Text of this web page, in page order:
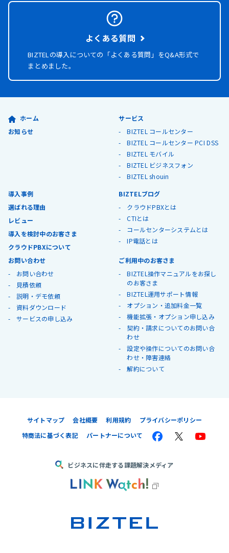
よくある質問
BIZTELの導入についての「よくある質問」をQ&A形式で
まとめました。
ホーム
お知らせ
サービス
BIZTEL コールセンター
BIZTEL コールセンター PCI DSS
BIZTEL モバイル
BIZTEL ビジネスフォン
BIZTEL shouin
導入事例
選ばれる理由
レビュー
導入を検討中のお客さま
クラウドPBXについて
BIZTELブログ
クラウドPBXとは
CTIとは
コールセンターシステムとは
IP電話とは
お問い合わせ
お問い合わせ
見積依頼
説明・デモ依頼
資料ダウンロード
サービスの申し込み
ご利用中のお客さま
BIZTEL操作マニュアルをお探し
のお客さま
BIZTEL運用サポート情報
オプション・追加料金一覧
機能拡張・オプション申し込み
契約・請求についてのお問い合
わせ
設定や操作についてのお問い合
わせ・障害連絡
解約について
サイトマップ 会社概要 利用規約
プライバシーポリシー
特商法に基づく表記
パートナーについて
ビジネスに伴走する課題解決メディア